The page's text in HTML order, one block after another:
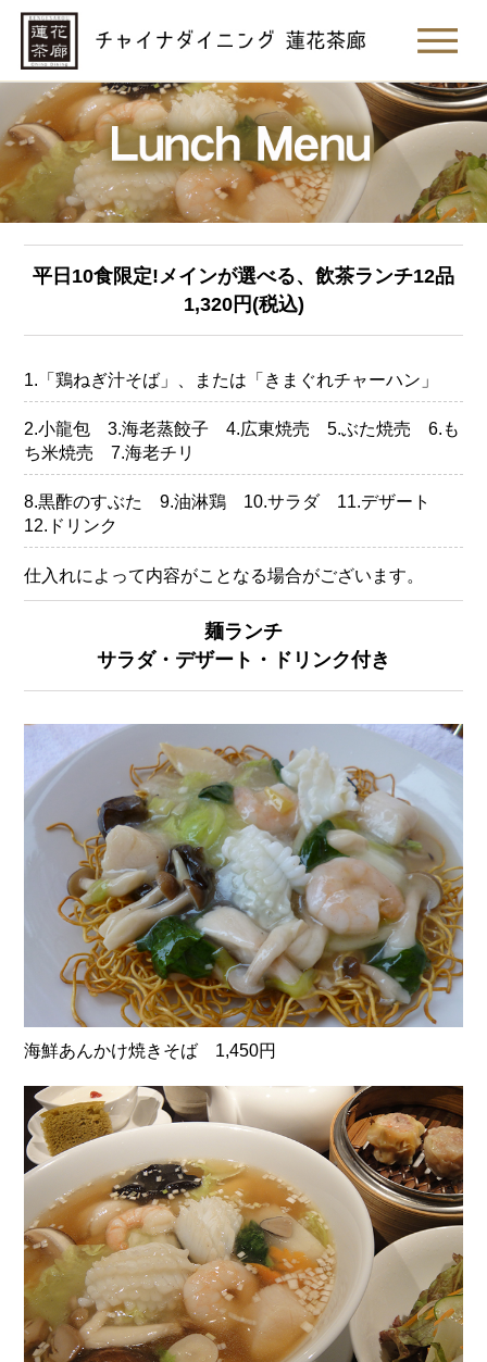
平日10食限定!メインが選べる、飲茶ランチ12品
1,320円(税込)
1.「鶏ねぎ汁そば」、または「きまぐれチャーハン」
2.小龍包 3.海老蒸餃子 4.広東焼売 5.ぶた焼売 6.も
ち米焼売 7.海老チリ
8.黒酢のすぶた 9.油淋鶏 10.サラダ 11.デザート
12.ドリンク
仕入れによって内容がことなる場合がございます。
麺ランチ
サラダ・デザート・ドリンク付き
海鮮あんかけ焼きそば 1,450円